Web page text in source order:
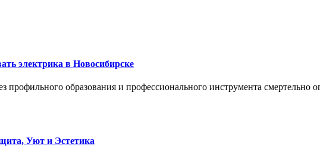
электрика в Новосибирске
профильного образования и профессионального инструмента смертельно
Уют и Эстетика